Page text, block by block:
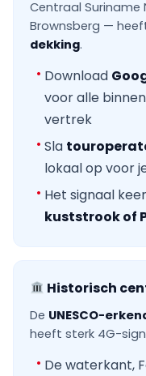
Centraal Suriname
Brownsberg —
dekking.
Download
voor alle
vertrek
Sla
lokaal op voor
Het signaal
kuststrook of
Historisch
De UNESCO-
heeft sterk 4G-
De waterkant,